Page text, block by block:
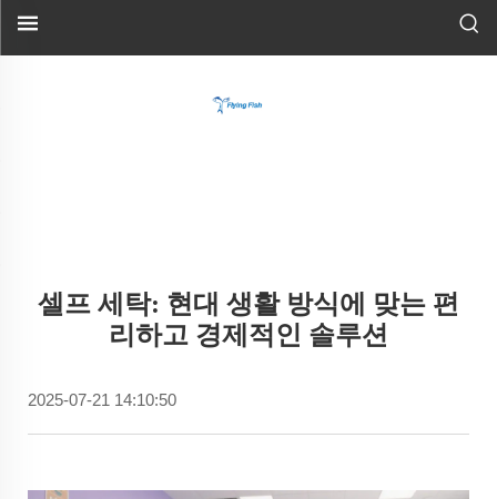
셀프 세탁: 현대 생활 방식에 맞는 편
리하고 경제적인 솔루션
2025-07-21 14:10:50